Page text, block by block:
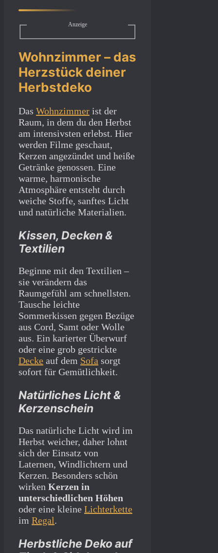
Anzeige
Wohnzimmer – das
Herzstück deiner
Herbstdeko
Das Wohnzimmer ist der
Raum, in dem du den Herbst
am intensivsten erlebst. Hier
werden Filme geschaut,
Kerzen angezündet und heiße
Getränke genossen. Eine
warme, harmonische
Atmosphäre entsteht durch
weiche Stoffe, sanftes Licht
und natürliche Materialien.
Kissen, Decken &
Textilien
Beginne mit den Textilien –
sie verändern das
Raumgefühl am schnellsten.
Tausche leichte
Sommerkissen gegen Bezüge
aus Cord, Samt oder Wolle
aus. Ein karierter Überwurf
oder eine grob gestrickte
Decke auf dem Sofa sorgt
sofort für Gemütlichkeit.
Natürliches Licht &
Kerzenschein
Das natürliche Licht wird im
Herbst weicher, daher lohnt
sich der Einsatz von
Laternen, Windlichtern und
Kerzen. Besonders schön
wirken Kerzen in
unterschiedlichen Höhen
oder eine kleine Lichterkette
im Regal.
Herbstliche Deko auf